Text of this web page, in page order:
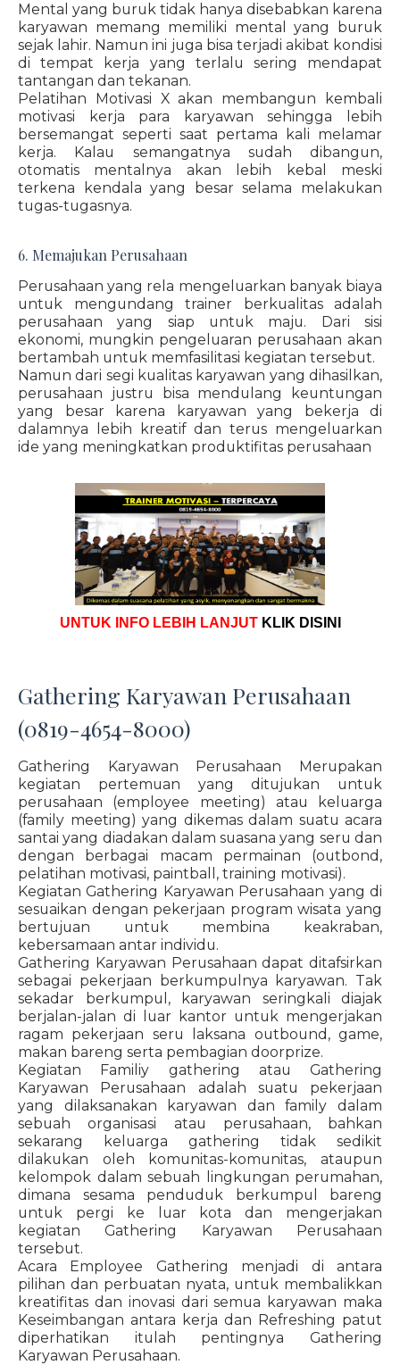
Mental yang buruk tidak hanya disebabkan karena
karyawan memang memiliki mental yang buruk
sejak lahir. Namun ini juga bisa terjadi akibat kondisi
di tempat kerja yang terlalu sering mendapat
tantangan dan tekanan.
Pelatihan Motivasi X akan membangun kembali
motivasi kerja para karyawan sehingga lebih
bersemangat seperti saat pertama kali melamar
kerja. Kalau semangatnya sudah dibangun,
otomatis mentalnya akan lebih kebal meski
terkena kendala yang besar selama melakukan
tugas-tugasnya.
6. Memajukan Perusahaan
Perusahaan yang rela mengeluarkan banyak biaya
untuk mengundang trainer berkualitas adalah
perusahaan yang siap untuk maju. Dari sisi
ekonomi, mungkin pengeluaran perusahaan akan
bertambah untuk memfasilitasi kegiatan tersebut.
Namun dari segi kualitas karyawan yang dihasilkan,
perusahaan justru bisa mendulang keuntungan
yang besar karena karyawan yang bekerja di
dalamnya lebih kreatif dan terus mengeluarkan
ide yang meningkatkan produktifitas perusahaan
UNTUK INFO LEBIH LANJUT KLIK DISINI
Gathering Karyawan Perusahaan
(0819-4654-8000)
Gathering Karyawan Perusahaan Merupakan
kegiatan pertemuan yang ditujukan untuk
perusahaan (employee meeting) atau keluarga
(family meeting) yang dikemas dalam suatu acara
santai yang diadakan dalam suasana yang seru dan
dengan berbagai macam permainan (outbond,
pelatihan motivasi, paintball, training motivasi).
Kegiatan Gathering Karyawan Perusahaan yang di
sesuaikan dengan pekerjaan program wisata yang
bertujuan untuk membina keakraban,
kebersamaan antar individu.
Gathering Karyawan Perusahaan dapat ditafsirkan
sebagai pekerjaan berkumpulnya karyawan. Tak
sekadar berkumpul, karyawan seringkali diajak
berjalan-jalan di luar kantor untuk mengerjakan
ragam pekerjaan seru laksana outbound, game,
makan bareng serta pembagian doorprize.
Kegiatan Familiy gathering atau Gathering
Karyawan Perusahaan adalah suatu pekerjaan
yang dilaksanakan karyawan dan family dalam
sebuah organisasi atau perusahaan, bahkan
sekarang keluarga gathering tidak sedikit
dilakukan oleh komunitas-komunitas, ataupun
kelompok dalam sebuah lingkungan perumahan,
dimana sesama penduduk berkumpul bareng
untuk pergi ke luar kota dan mengerjakan
kegiatan Gathering Karyawan Perusahaan
tersebut.
Acara Employee Gathering menjadi di antara
pilihan dan perbuatan nyata, untuk membalikkan
kreatifitas dan inovasi dari semua karyawan maka
Keseimbangan antara kerja dan Refreshing patut
diperhatikan itulah pentingnya Gathering
Karyawan Perusahaan.